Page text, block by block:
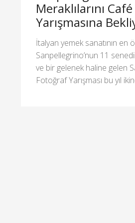
Meraklılarını
Yarışmasına
İtalyan yemek sanatının en
Sanpellegrino’nun 11
ve bir gelenek haline gelen
Fotoğraf Yarışması bu yıl